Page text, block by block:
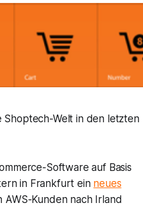
Shoptech-Welt in den letzten
Software auf Basis
in Frankfurt ein neues
Kunden nach Irland